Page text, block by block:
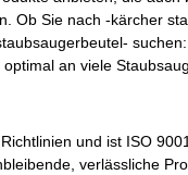
Ob Sie nach -kärcher
an viele
und ist ISO
verlässliche